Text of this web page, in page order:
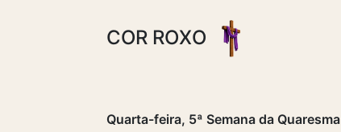
COR ROXO
Quarta-feira, 5ª Semana da Quaresma